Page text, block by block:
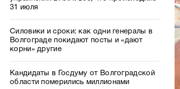
31 июля
Силовики и сроки: как одни генералы в
Волгограде покидают посты и «дают
корни» другие
Кандидаты в Госдуму от Волгоградской
области померились миллионами